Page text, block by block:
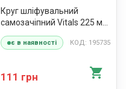
Круг шліфувальний
самозачіпний Vitals 225 мм,
10 отв., з. – 60, 5 од.
є в наявності КОД: 195735
111 грн